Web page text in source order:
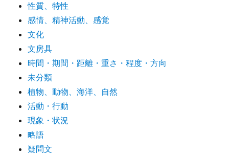
性質、特性
感情、精神活動、感覚
文化
文房具
時間・期間・距離・重さ・程度・方向
未分類
植物、動物、海洋、自然
活動・行動
現象・状況
略語
疑問文